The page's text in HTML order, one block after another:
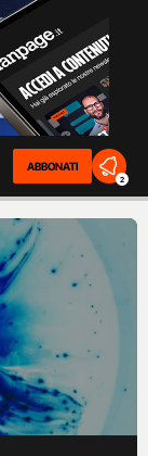
ABBONATI
2